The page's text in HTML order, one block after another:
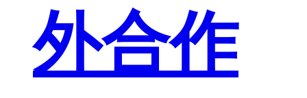
外合作